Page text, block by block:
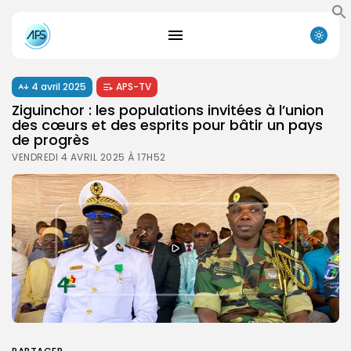
4 avril 2025 APS-TV
Ziguinchor : les populations invitées à l’union
des cœurs et des esprits pour bâtir un pays
de progrès
VENDREDI 4 AVRIL 2025 À 17H52